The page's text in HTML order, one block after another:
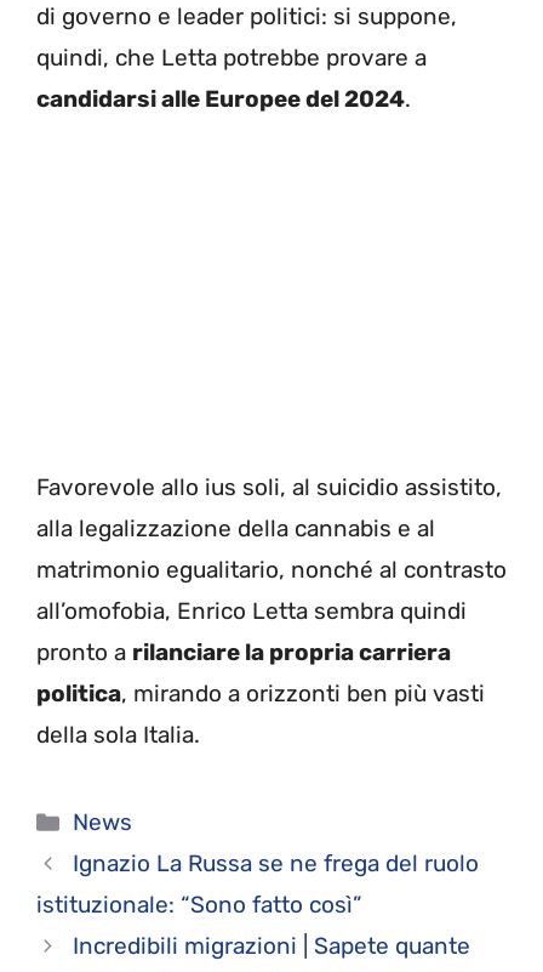
di governo e leader politici: si suppone,
quindi, che Letta potrebbe provare a
candidarsi alle Europee del 2024.
Favorevole allo ius soli, al suicidio assistito,
alla legalizzazione della cannabis e al
matrimonio egualitario, nonché al contrasto
all’omofobia, Enrico Letta sembra quindi
pronto a rilanciare la propria carriera
politica, mirando a orizzonti ben più vasti
della sola Italia.
Categorie
News
Ignazio La Russa se ne frega del ruolo
istituzionale: “Sono fatto così”
Incredibili migrazioni | Sapete quante